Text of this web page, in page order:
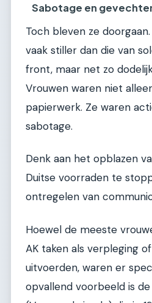
Sabotage en
Toch bleven ze
vaak stiller dan die van
front, maar net zo
Vrouwen waren niet
papierwerk. Ze waren
sabotage.
Denk aan het opblazen
Duitse voorraden te
ontregelen van
Hoewel de meeste
AK taken als verpleging
uitvoerden, waren er
opvallend voorbeeld is de